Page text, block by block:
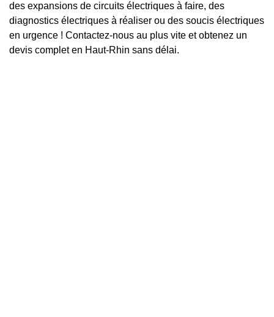
des expansions de circuits électriques à faire, des
diagnostics électriques à réaliser ou des soucis électriques
en urgence ! Contactez-nous au plus vite et obtenez un
devis complet en Haut-Rhin sans délai.